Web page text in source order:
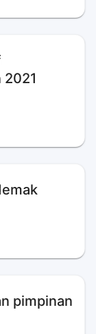
pimpinan